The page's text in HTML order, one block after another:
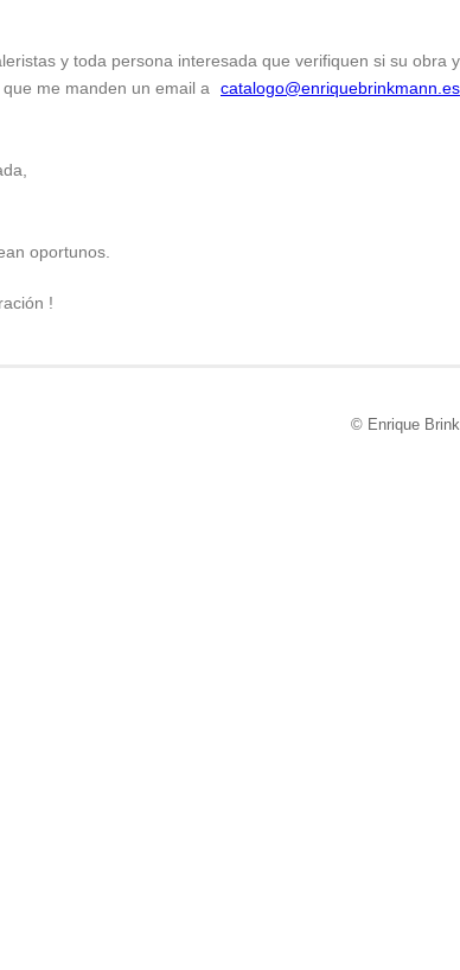
y toda persona interesada que verifiquen si su
me manden un email a
catalogo@enriquebrinkmann.es
oportunos.
!
© Enrique